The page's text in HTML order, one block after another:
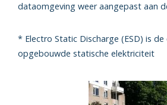
dataomgeving weer aangepast aan
* Electro Static Discharge (ESD) is
opgebouwde statische elektriciteit